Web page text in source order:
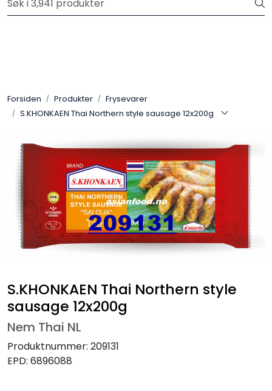
Skip to main content
Velkommen til vår nye nettbutikk! Trykk her for å lese mer
Forsiden Produkter
Frysevarer
S.KHONKAEN Thai Northern style sausage 12x200g
S.KHONKAEN Thai Northern style
sausage 12x200g
Nem Thai NL
Produktnummer: 209131
EPD: 6896088
Restaurantprodukter
Merkevarer